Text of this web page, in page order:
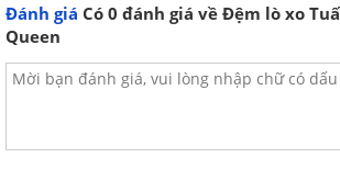
Đánh giá Có 0 đánh giá về Đệm lò xo
Queen